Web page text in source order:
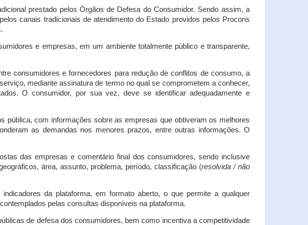
prestado pelos Órgãos de Defesa do Consumidor. Sendo assim, a
canais tradicionais de atendimento do Estado providos pelos Procons
e empresas, em um ambiente totalmente público e transparente,
consumidores e fornecedores para redução de conflitos de consumo, a
mediante assinatura de termo no qual se comprometem a conhecer,
O consumidor, por sua vez, deve se identificar adequadamente e
pública, com informações sobre as empresas que obtiveram os melhores
as demandas nos menores prazos, entre outras informações. O
das empresas e comentário final dos consumidores, sendo inclusive
área, assunto, problema, período, classificação (resolvida / não
da plataforma, em formato aberto, o que permite a qualquer
pelas consultas disponíveis na plataforma.
de defesa dos consumidores, bem como incentiva a competitividade